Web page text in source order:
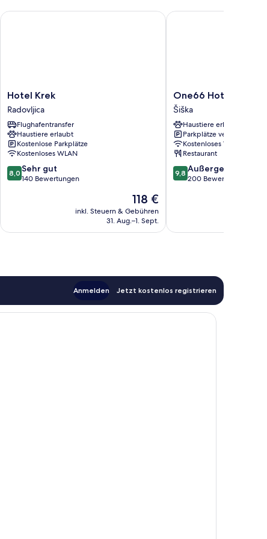
Hotel
Krek
Radovljica
Hotel Krek
Radovljica
Flughafentransfer
Haustiere erlaubt
Kostenlose Parkplätze
Kostenloses WLAN
8.0
von
Bewertungen
8,0 Sehr gut
140 Bewertungen
Der
Preis
beträgt
118 €
inkl. Steuern & Gebühren
31. Aug.–1. Sept.
Hotel Krek
One66
Hotel
Šiška
One66 Hotel
Šiška
Haustiere erlaubt
Parkplätze verfügbar
Kostenloses WLAN
Restaurant
9.8
von
9,8 Außergewöhnlich
200 Bewertungen
One66 Hotel
Anmelden Jetzt kostenlos registrieren